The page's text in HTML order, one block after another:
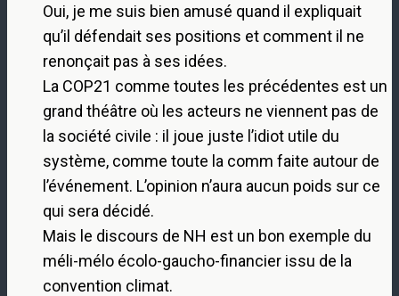
Oui, je me suis bien amusé quand il expliquait
qu’il défendait ses positions et comment il ne
renonçait pas à ses idées.
La COP21 comme toutes les précédentes est un
grand théâtre où les acteurs ne viennent pas de
la société civile : il joue juste l’idiot utile du
système, comme toute la comm faite autour de
l’événement. L’opinion n’aura aucun poids sur ce
qui sera décidé.
Mais le discours de NH est un bon exemple du
méli-mélo écolo-gaucho-financier issu de la
convention climat.